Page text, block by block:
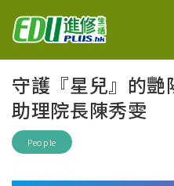
守護『星兒』的
助理院長陳秀雯
People